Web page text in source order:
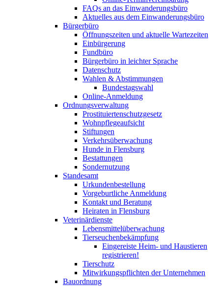
FAQs an das Einwanderungsbüro
Aktuelles aus dem Einwanderungsbüro
Bürgerbüro
Öffnungszeiten und aktuelle Wartezeiten
Einbürgerung
Fundbüro
Bürgerbüro in leichter Sprache
Datenschutz
Wahlen & Abstimmungen
Bundestagswahl
Online-Anmeldung
Ordnungsverwaltung
Prostituiertenschutzgesetz
Wohnpflegeaufsicht
Stiftungen
Verkehrsüberwachung
Hunde in Flensburg
Bestattungen
Sondernutzung
Standesamt
Urkundenbestellung
Vorgeburtliche Anmeldung
Kontakt und Beratung
Heiraten in Flensburg
Veterinärdienste
Lebensmittelüberwachung
Tierseuchenbekämpfung
Eingereiste Heim- und Haustieren
registrieren!
Tierschutz
Mitwirkungspflichten der Unternehmen
Bauordnung